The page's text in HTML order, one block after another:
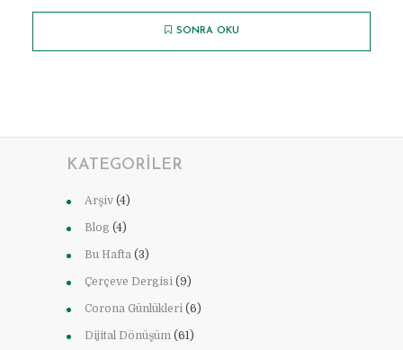
SONRA OKU
KATEGORILER
Arşiv (4)
Blog (4)
Bu Hafta (3)
Çerçeve Dergisi (9)
Corona Günlükleri (6)
Dijital Dönüşüm (61)